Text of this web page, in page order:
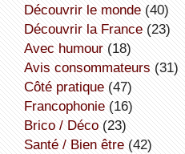
découvrir le monde(40)
découvrir la France(23)
avec humour(18)
avis consommateurs (31)
côté pratique(47)
Francophonie(16)
Brico / Déco(23)
Santé / Bien être(42)